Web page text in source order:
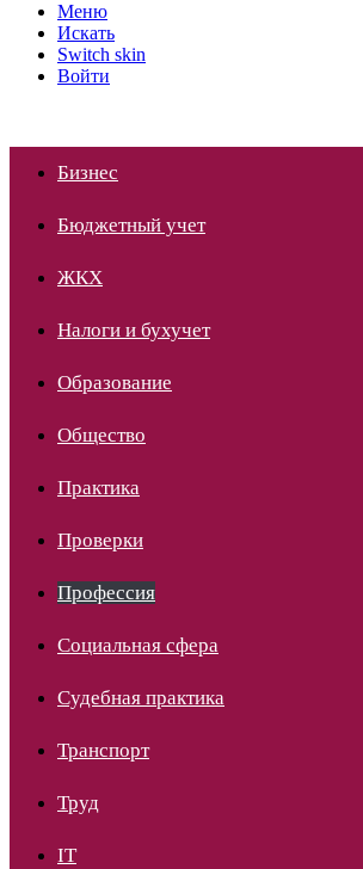
Меню
Искать
Switch skin
Войти
Бизнес
Бюджетный учет
ЖКХ
Налоги и бухучет
Образование
Общество
Практика
Проверки
Профессия
Социальная сфера
Судебная практика
Транспорт
Труд
IT